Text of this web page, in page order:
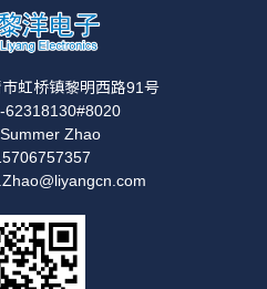
虹桥镇黎明西路91号
62318130#8020
Zhao